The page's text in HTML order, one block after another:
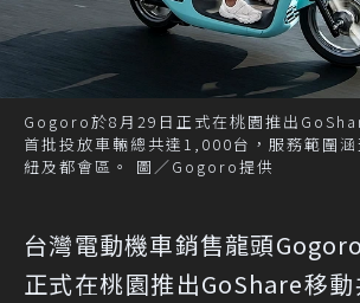
Gogoro於8月29日正式在桃園推出
首批投放車輛總共達1,000台，服務範圍
紐及都會區。 圖／Gogoro提供
台灣電動機車銷售龍頭
正式在桃園推出GoShare移